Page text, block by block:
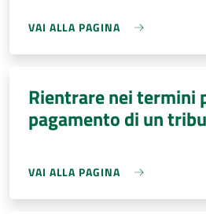
VAI ALLA PAGINA
Rientrare nei termini
pagamento di un
VAI ALLA PAGINA